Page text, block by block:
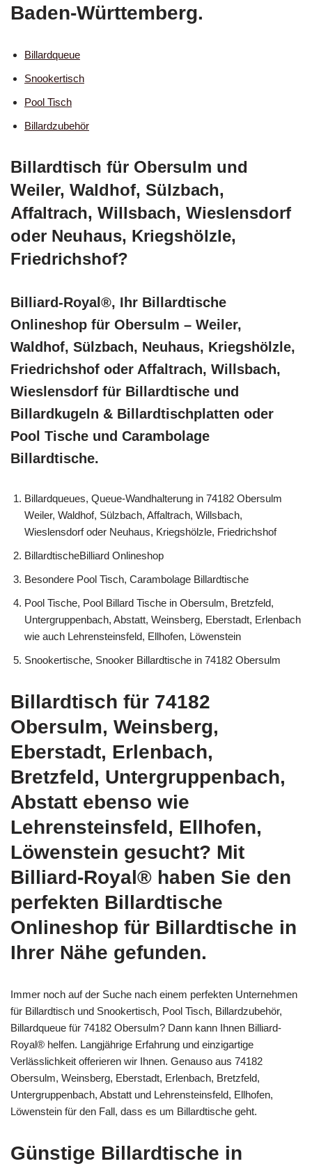
Baden-Württemberg.
Billardqueue
Snookertisch
Pool Tisch
Billardzubehör
Billardtisch für Obersulm und
Weiler, Waldhof, Sülzbach,
Affaltrach, Willsbach, Wieslensdorf
oder Neuhaus, Kriegshölzle,
Friedrichshof?
Billiard-Royal®, Ihr Billardtische
Onlineshop für Obersulm – Weiler,
Waldhof, Sülzbach, Neuhaus, Kriegshölzle,
Friedrichshof oder Affaltrach, Willsbach,
Wieslensdorf für Billardtische und
Billardkugeln & Billardtischplatten oder
Pool Tische und Carambolage
Billardtische.
Billardqueues, Queue-Wandhalterung in 74182 Obersulm
Weiler, Waldhof, Sülzbach, Affaltrach, Willsbach,
Wieslensdorf oder Neuhaus, Kriegshölzle, Friedrichshof
BillardtischeBilliard Onlineshop
Besondere Pool Tisch, Carambolage Billardtische
Pool Tische, Pool Billard Tische in Obersulm, Bretzfeld,
Untergruppenbach, Abstatt, Weinsberg, Eberstadt, Erlenbach
wie auch Lehrensteinsfeld, Ellhofen, Löwenstein
Snookertische, Snooker Billardtische in 74182 Obersulm
Billardtisch für 74182
Obersulm, Weinsberg,
Eberstadt, Erlenbach,
Bretzfeld, Untergruppenbach,
Abstatt ebenso wie
Lehrensteinsfeld, Ellhofen,
Löwenstein gesucht? Mit
Billiard-Royal® haben Sie den
perfekten Billardtische
Onlineshop für Billardtische in
Ihrer Nähe gefunden.
Immer noch auf der Suche nach einem perfekten Unternehmen
für Billardtisch und Snookertisch, Pool Tisch, Billardzubehör,
Billardqueue für 74182 Obersulm? Dann kann Ihnen Billiard-
Royal® helfen. Langjährige Erfahrung und einzigartige
Verlässlichkeit offerieren wir Ihnen. Genauso aus 74182
Obersulm, Weinsberg, Eberstadt, Erlenbach, Bretzfeld,
Untergruppenbach, Abstatt und Lehrensteinsfeld, Ellhofen,
Löwenstein für den Fall, dass es um Billardtische geht.
Günstige Billardtische in